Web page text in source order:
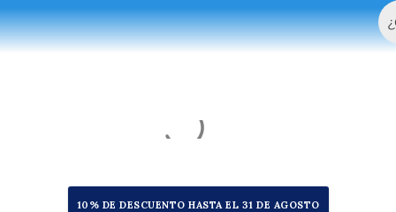
al
contenido
10% DE DESCUENTO HASTA EL 31 DE AGOSTO